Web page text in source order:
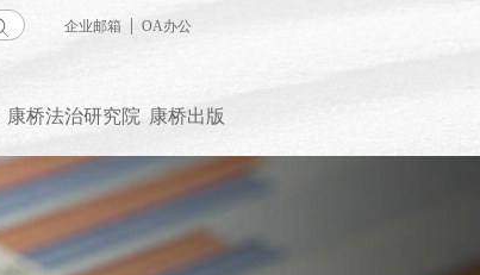
企业邮箱 | OA办公
康桥法治研究院 康桥出版